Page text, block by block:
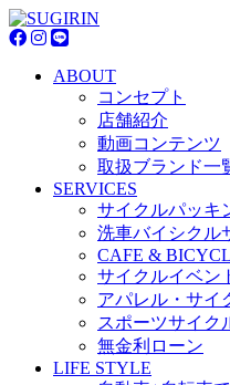
ABOUT
コンセプト
店舗紹介
動画コンテンツ
取扱ブランド一
SERVICES
サイクルパッキ
洗車バイシクル
CAFE &
サイクルイベン
アパレル・サイ
スポーツサイク
無金利ローン
LIFE STYLE